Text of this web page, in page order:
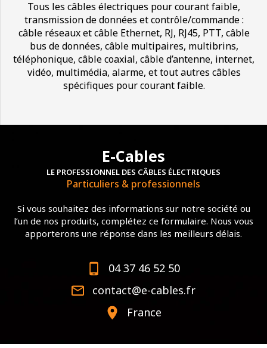
Tous les câbles électriques pour courant faible,
transmission de données et contrôle/commande :
câble réseaux et câble Ethernet, RJ, RJ45, PTT, câble
bus de données, câble multipaires, multibrins,
téléphonique, câble coaxial, câble d’antenne, internet,
vidéo, multimédia, alarme, et tout autres câbles
spécifiques pour courant faible.
E-Cables
LE PROFESSIONNEL DES CÂBLES ÉLECTRIQUES
Particuliers & professionnels
Si vous souhaitez des informations sur notre société ou
l’un de nos produits, complétez ce formulaire. Nous vous
apporterons une réponse dans les meilleurs délais.
04 37 46 52 50
contact@e-cables.fr
France